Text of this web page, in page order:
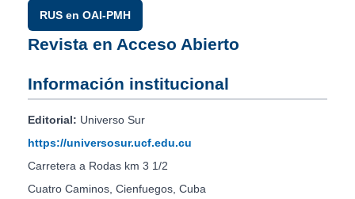
RUS en OAI-PMH
Revista en Acceso Abierto
Información institucional
Editorial: Universo Sur
https://universosur.ucf.edu.cu
Carretera a Rodas km 3 1/2
Cuatro Caminos, Cienfuegos, Cuba